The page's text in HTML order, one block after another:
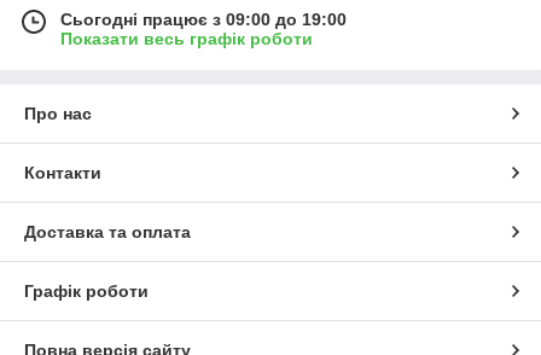
Сьогодні працює з 09:00 до 19:00
Показати весь графік роботи
Про нас
Контакти
Доставка та оплата
Графік роботи
Повна версія сайту